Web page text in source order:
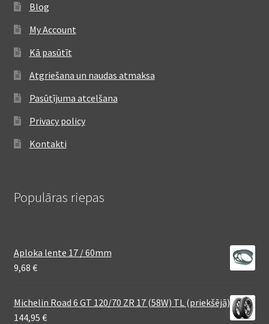
Blog
My Account
Kā pasūtīt
Atgriešana un naudas atmaksa
Pasūtījuma atcelšana
Privacy policy
Kontakti
Populāras riepas
Aploka lente 17 / 60mm
9,68 €
Michelin Road 6 GT 120/70 ZR 17 (58W) TL (priekšējā)
144,95 €